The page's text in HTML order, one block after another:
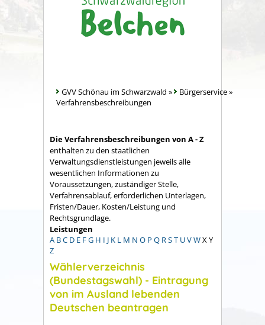
GVV Schönau im Schwarzwald » Bürgerservice»
Verfahrensbeschreibungen
Die Verfahrensbeschreibungen von A - Z
enthalten zu den staatlichen
Verwaltungsdienstleistungen jeweils alle
wesentlichen Informationen zu
Voraussetzungen, zuständiger Stelle,
Verfahrensablauf, erforderlichen Unterlagen,
Fristen/Dauer, Kosten/Leistung und
Rechtsgrundlage.
Leistungen
A BC D E FG H I J K L M N O P Q RST UVWX Y
Z
Wählerverzeichnis
(Bundestagswahl) - Eintragung
von im Ausland lebenden
Deutschen beantragen